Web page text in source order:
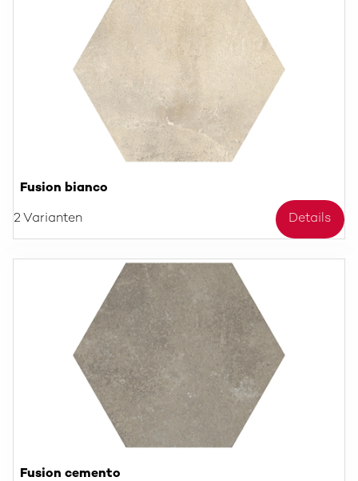
Fusion bianco
2 Varianten Details
Fusion cemento